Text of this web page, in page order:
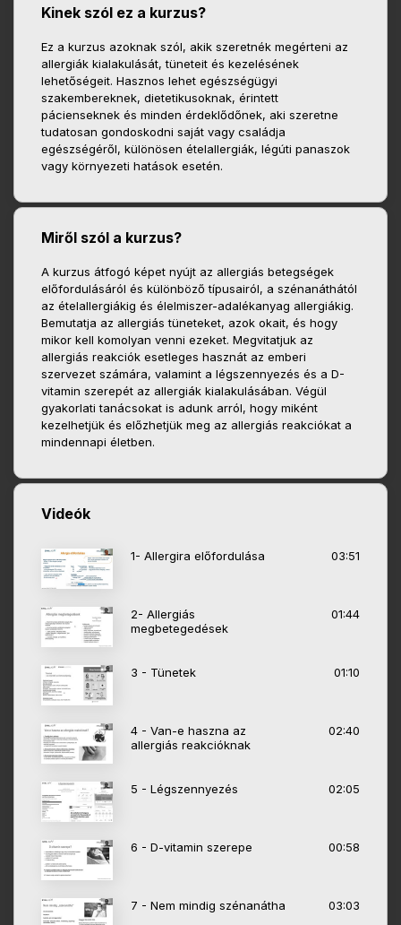
Kinek szól ez a kurzus?
Ez a kurzus azoknak szól, akik szeretnék megérteni az
allergiák kialakulását, tüneteit és kezelésének
lehetőségeit. Hasznos lehet egészségügyi
szakembereknek, dietetikusoknak, érintett
pácienseknek és minden érdeklődőnek, aki szeretne
tudatosan gondoskodni saját vagy családja
egészségéről, különösen ételallergiák, légúti panaszok
vagy környezeti hatások esetén.
Miről szól a kurzus?
A kurzus átfogó képet nyújt az allergiás betegségek
előfordulásáról és különböző típusairól, a szénanáthától
az ételallergiákig és élelmiszer-adalékanyag allergiákig.
Bemutatja az allergiás tüneteket, azok okait, és hogy
mikor kell komolyan venni ezeket. Megvitatjuk az
allergiás reakciók esetleges hasznát az emberi
szervezet számára, valamint a légszennyezés és a D-
vitamin szerepét az allergiák kialakulásában. Végül
gyakorlati tanácsokat is adunk arról, hogy miként
kezelhetjük és előzhetjük meg az allergiás reakciókat a
mindennapi életben.
Videók
1- Allergira előfordulása 03:51
2- Allergiás
megbetegedések
01:44
3 - Tünetek 01:10
4 - Van-e haszna az
allergiás reakcióknak
02:40
5 - Légszennyezés 02:05
6 - D-vitamin szerepe 00:58
7 - Nem mindig szénanátha 03:03